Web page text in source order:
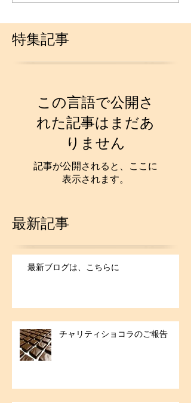
特集記事
この言語で公開さ
れた記事はまだあ
りません
記事が公開されると、ここに
表示されます。
最新記事
最新ブログは、こちらに
チャリティショコラのご報告